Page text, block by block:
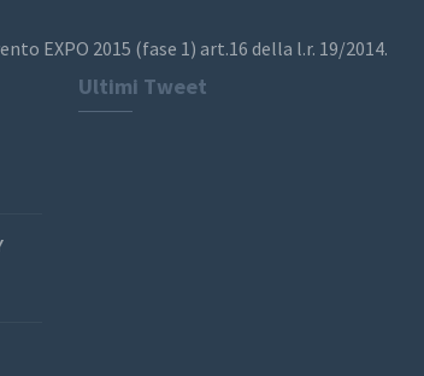
EXPO 2015 (fase 1) art.16 della l.r. 19/2014.
Ultimi Tweet